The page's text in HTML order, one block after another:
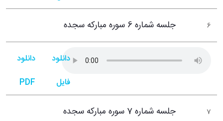
6 جلسه شماره 6 سوره مبارکه سجده
دانلود
فایل
دانلود
PDF
7 جلسه شماره 7 سوره مبارکه سجده